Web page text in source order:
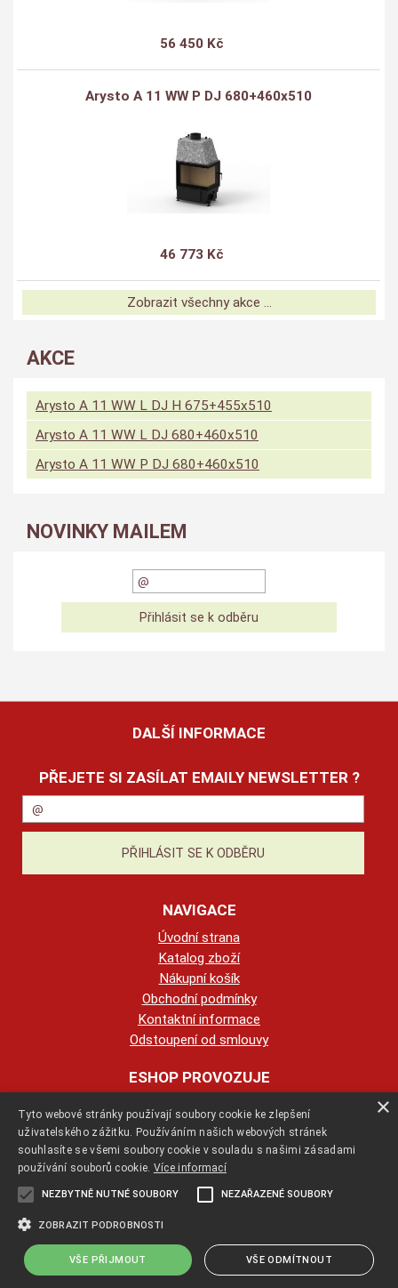
56 450 Kč
Arysto A 11 WW P DJ 680+460x510
46 773 Kč
Zobrazit všechny akce ...
AKCE
Arysto A 11 WW L DJ H 675+455x510
Arysto A 11 WW L DJ 680+460x510
Arysto A 11 WW P DJ 680+460x510
NOVINKY MAILEM
DALŠÍ INFORMACE
PŘEJETE SI ZASÍLAT EMAILY NEWSLETTER ?
NAVIGACE
Úvodní strana
Katalog zboží
Nákupní košík
Obchodní podmínky
Kontaktní informace
Odstoupení od smlouvy
ESHOP PROVOZUJE
123KRBY s.r.o.
+420 774 422 239
info@123krby.cz
Copyright ©jak-se-stavi-krb.cz,provozováno na systémutvorba e-
×
Tyto webové stránky používají soubory cookie ke zlepšení
uživatelského zážitku. Používáním našich webových stránek
souhlasíte se všemi soubory cookie v souladu s našimi zásadami
používání souborů cookie. Více informací
NEZBYTNĚ NUTNÉ SOUBORY NEZAŘAZENÉ SOUBORY
ZOBRAZIT PODROBNOSTI
VŠE PŘIJMOUT VŠE ODMÍTNOUT